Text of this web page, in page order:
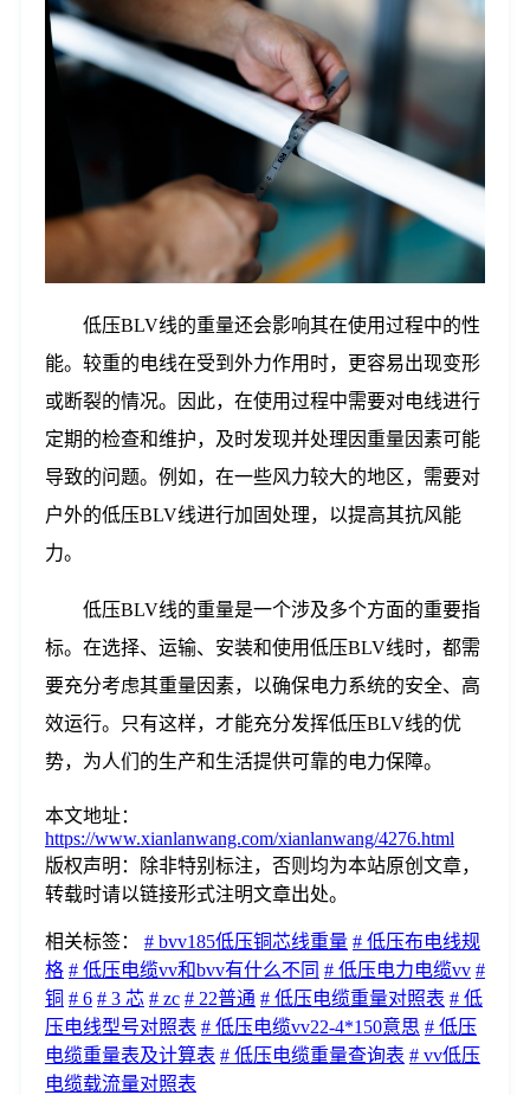
低压BLV线的重量还会影响其在使用过程中的性
能。较重的电线在受到外力作用时，更容易出现变形
或断裂的情况。因此，在使用过程中需要对电线进行
定期的检查和维护，及时发现并处理因重量因素可能
导致的问题。例如，在一些风力较大的地区，需要对
户外的低压BLV线进行加固处理，以提高其抗风能
力。
低压BLV线的重量是一个涉及多个方面的重要指
标。在选择、运输、安装和使用低压BLV线时，都需
要充分考虑其重量因素，以确保电力系统的安全、高
效运行。只有这样，才能充分发挥低压BLV线的优
势，为人们的生产和生活提供可靠的电力保障。
本文地址：
https://www.xianlanwang.com/xianlanwang/4276.html
版权声明：
除非特别标注，否则均为本站原创文章，
转载时请以链接形式注明文章出处。
相关标签： # bvv185低压铜芯线重量 # 低压布电线规
格 # 低压电缆vv和bvv有什么不同 # 低压电力电缆vv #
铜 # 6 # 3 芯 # zc # 22普通 # 低压电缆重量对照表 # 低
压电线型号对照表 # 低压电缆vv22-4*150意思 # 低压
电缆重量表及计算表 # 低压电缆重量查询表 # vv低压
电缆载流量对照表